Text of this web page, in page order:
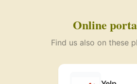
Online
Find us also on these